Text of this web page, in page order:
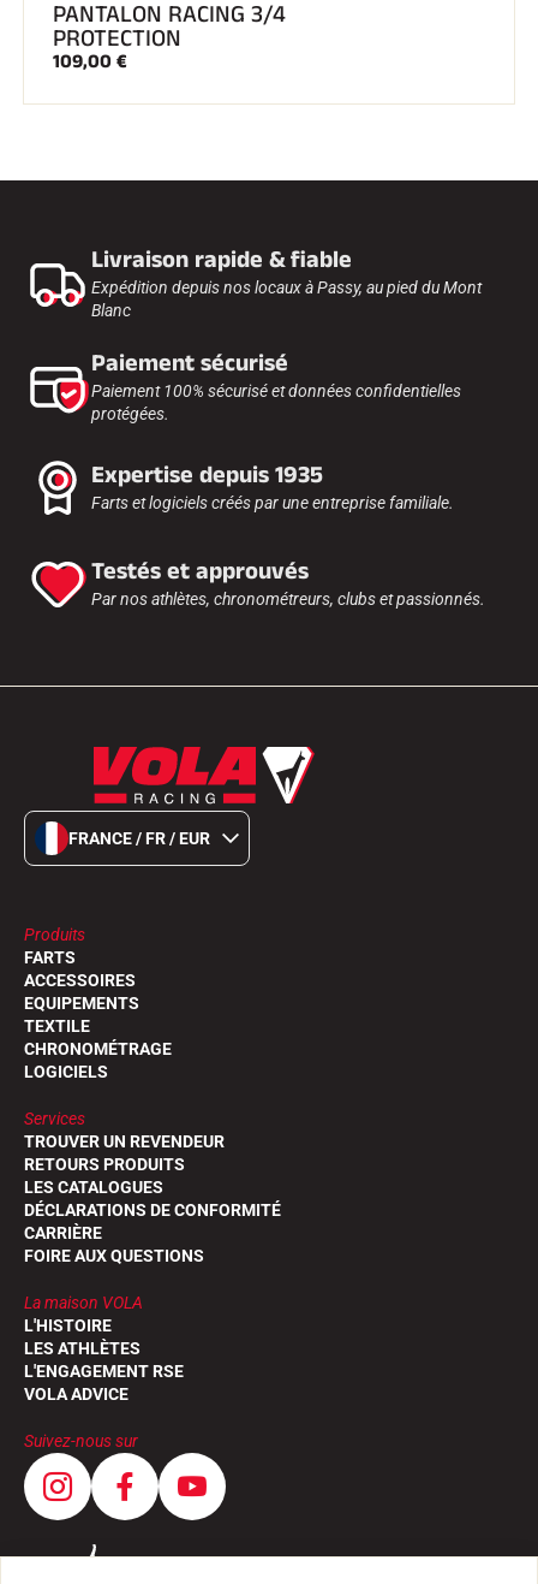
PANTALON RACING 3/4
PROTECTION
109,00 €
Livraison rapide & fiable
Expédition depuis nos locaux à Passy, au pied du Mont
Blanc
Paiement sécurisé
Paiement 100% sécurisé et données confidentielles
protégées.
Expertise depuis 1935
Farts et logiciels créés par une entreprise familiale.
Testés et approuvés
Par nos athlètes, chronométreurs, clubs et passionnés.
FRANCE / FR / EUR
Produits
FARTS
ACCESSOIRES
EQUIPEMENTS
TEXTILE
CHRONOMÉTRAGE
LOGICIELS
Services
TROUVER UN REVENDEUR
RETOURS PRODUITS
LES CATALOGUES
DÉCLARATIONS DE CONFORMITÉ
CARRIÈRE
FOIRE AUX QUESTIONS
La maison VOLA
L'HISTOIRE
LES ATHLÈTES
L'ENGAGEMENT RSE
VOLA ADVICE
Suivez-nous sur